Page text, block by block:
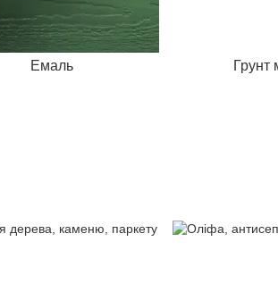
Емаль Грунт